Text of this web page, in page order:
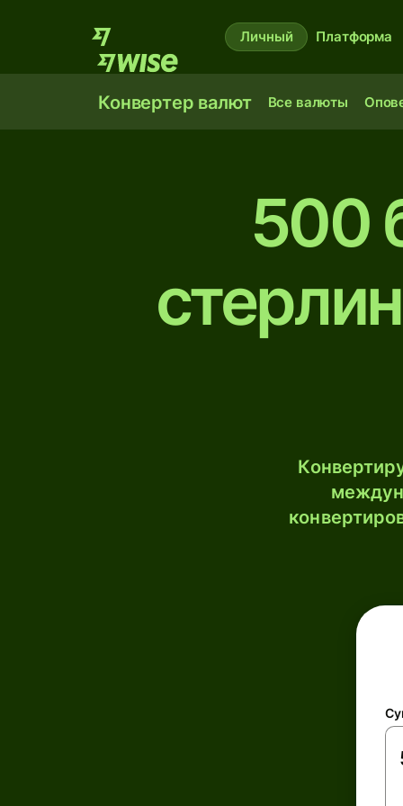
Личный Платформа
Конвертер валют Все валюты
500